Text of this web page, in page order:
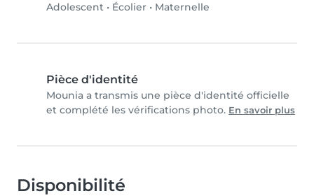
Adolescent • Écolier • Maternelle
Pièce d'identité
Mounia a transmis une pièce d'identité officielle
et complété les vérifications photo. En savoir plus
Disponibilité